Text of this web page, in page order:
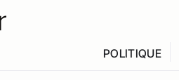
POLITIQUE